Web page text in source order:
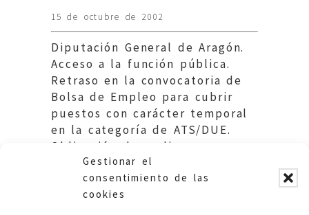
Gestionar el
consentimiento de las
cookies
15 de octubre de 2002
Diputación General de Aragón.
Acceso a la función pública.
Retraso en la convocatoria de
Bolsa de Empleo para cubrir
puestos con carácter temporal
en la categoría de ATS/DUE.
Obligación de realizar una
convocatoria anual.